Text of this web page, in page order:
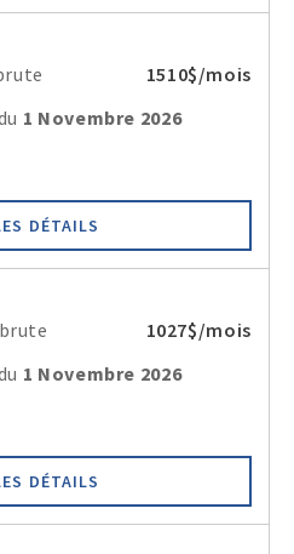
1510$/mois
1 Novembre 2026
DÉTAILS
brute
1027$/mois
1 Novembre 2026
DÉTAILS